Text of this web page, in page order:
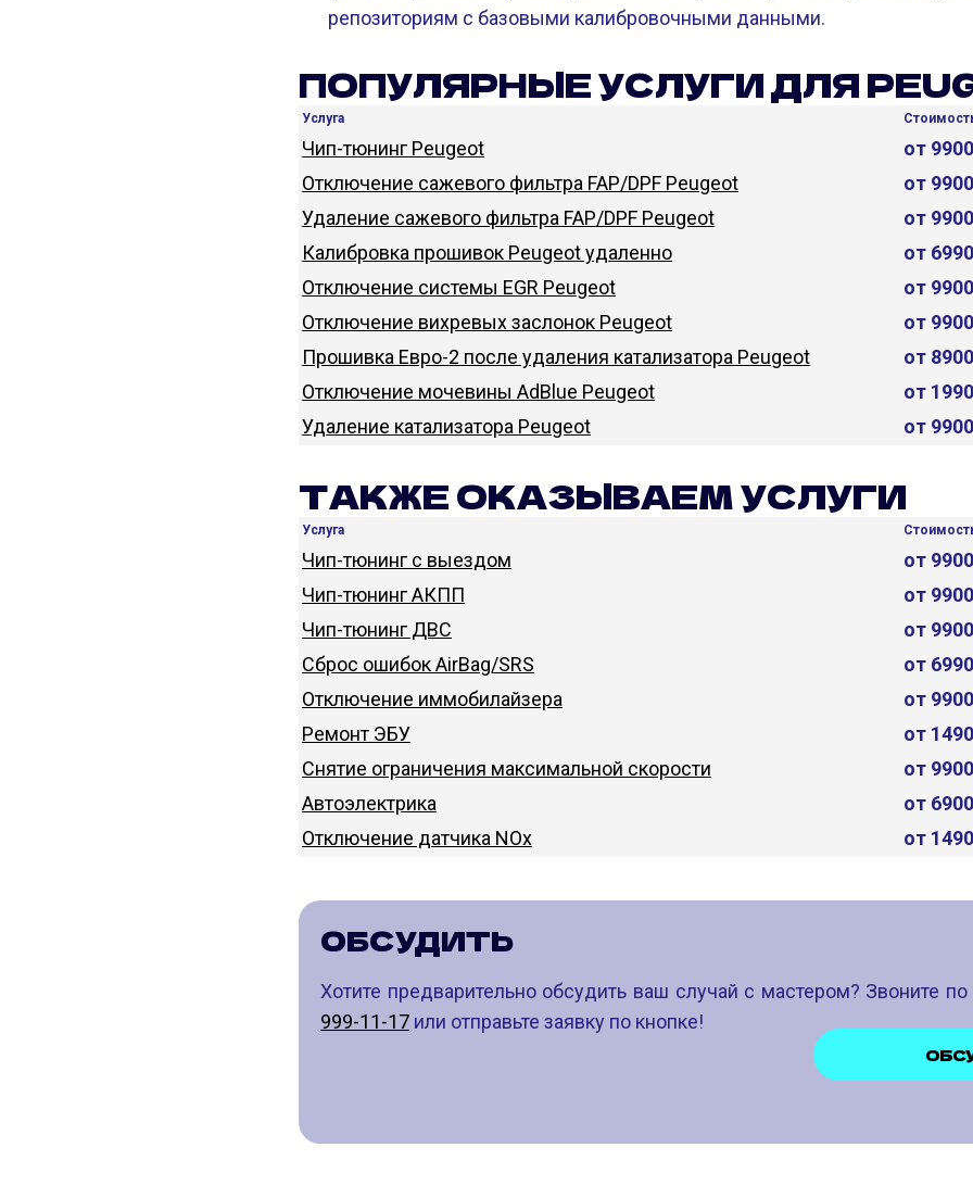
репозиториям с базовыми калибровочными данными.
ПОПУЛЯРНЫЕ УСЛУГИ ДЛЯ
Услуга
Чип-тюнинг Peugeot от
Отключение сажевого фильтра FAP/DPF Peugeot
от
Удаление сажевого фильтра FAP/DPF Peugeot
от
Калибровка прошивок Peugeot удаленно
от
Отключение системы EGR Peugeot
от
Отключение вихревых заслонок Peugeot
от
Прошивка Евро-2 после удаления катализатора Peugeot
от
Отключение мочевины AdBlue Peugeot
от
Удаление катализатора Peugeot
от
ТАКЖЕ ОКАЗЫВАЕМ УСЛУГИ
Услуга
Чип-тюнинг с выездом от
Чип-тюнинг АКПП
от
Чип-тюнинг ДВС
от
Сброс ошибок AirBag/SRS
от
Отключение иммобилайзера
от
Ремонт ЭБУ
от
Снятие ограничения максимальной скорости
от
Автоэлектрика
от
Отключение датчика NOx
от
ОБСУДИТЬ
Хотите предварительно обсудить ваш случай с мастером? Звоните
999-11-17 или отправьте заявку по кнопке!